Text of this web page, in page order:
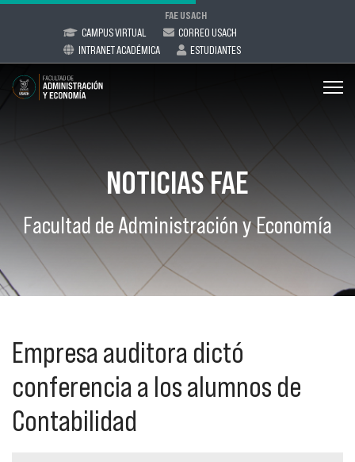
FAE USACH
CAMPUS VIRTUAL
CORREO USACH
INTRANET ACADÉMICA
ESTUDIANTES
NOTICIAS FAE
Facultad de Administración y Economía
Empresa auditora dictó
conferencia a los alumnos de
Contabilidad